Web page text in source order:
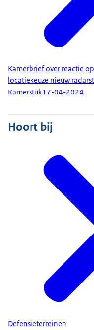
Kamerbrief over reactie
locatiekeuze nieuw
Kamerstuk17-04-2024
Hoort bij
Defensieterreinen